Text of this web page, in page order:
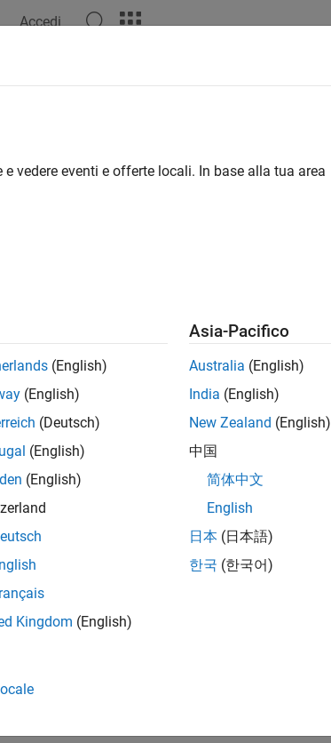
Accedi
vedere eventi e offerte locali. In base alla tua area
(English)
(English)
(Deutsch)
(English)
(English)
Kingdom (English)
Asia-Pacifico
Australia (English)
India (English)
New Zealand (English)
中国
简体中文
English
日本 (日本語)
한국 (한국어)